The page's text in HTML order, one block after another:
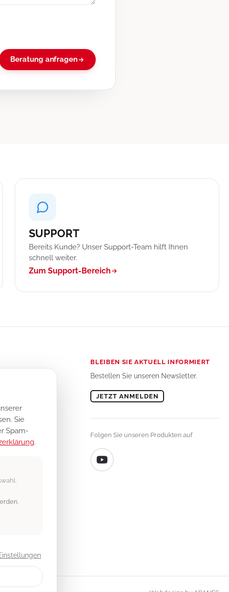
Beratung anfragen
SUPPORT
Bereits Kunde? Unser Support-Team hilft Ihnen
schnell weiter.
Zum Support-Bereich
BLEIBEN SIE AKTUELL INFORMIERT
Bestellen Sie unseren Newsletter.
JETZT ANMELDEN
Folgen Sie unseren Produkten auf
Sie
Spam-
.